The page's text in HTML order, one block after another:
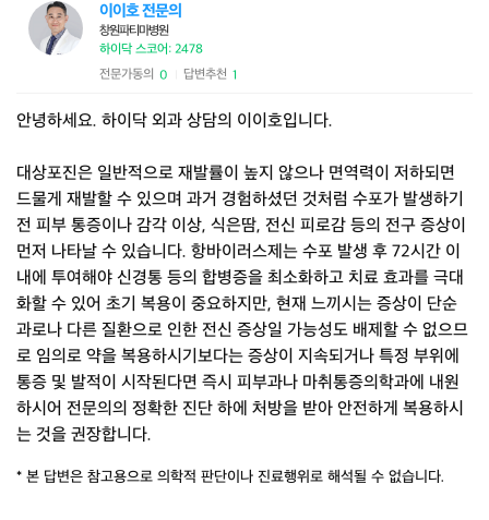
이이호 전문의
창원파티마병원
하이닥 스코어: 2478
전문가동의 0 답변추천 1
안녕하세요. 하이닥 외과 상담의 이이호입니다.
대상포진은 일반적으로 재발률이 높지 않으나 면역력이 저하되면
드물게 재발할 수 있으며 과거 경험하셨던 것처럼 수포가 발생하기
전 피부 통증이나 감각 이상, 식은땀, 전신 피로감 등의 전구 증상이
먼저 나타날 수 있습니다. 항바이러스제는 수포 발생 후 72시간 이
내에 투여해야 신경통 등의 합병증을 최소화하고 치료 효과를 극대
화할 수 있어 초기 복용이 중요하지만, 현재 느끼시는 증상이 단순
과로나 다른 질환으로 인한 전신 증상일 가능성도 배제할 수 없으므
로 임의로 약을 복용하시기보다는 증상이 지속되거나 특정 부위에
통증 및 발적이 시작된다면 즉시 피부과나 마취통증의학과에 내원
하시어 전문의의 정확한 진단 하에 처방을 받아 안전하게 복용하시
는 것을 권장합니다.
* 본 답변은 참고용으로 의학적 판단이나 진료행위로 해석될 수 없습니다.